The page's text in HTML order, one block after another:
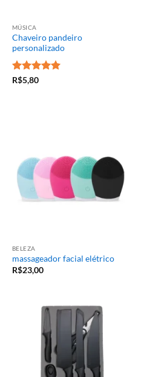
MÚSICA
Chaveiro pandeiro
personalizado
Avaliação
R$5,80
BELEZA
massageador facial elétrico
R$23,00